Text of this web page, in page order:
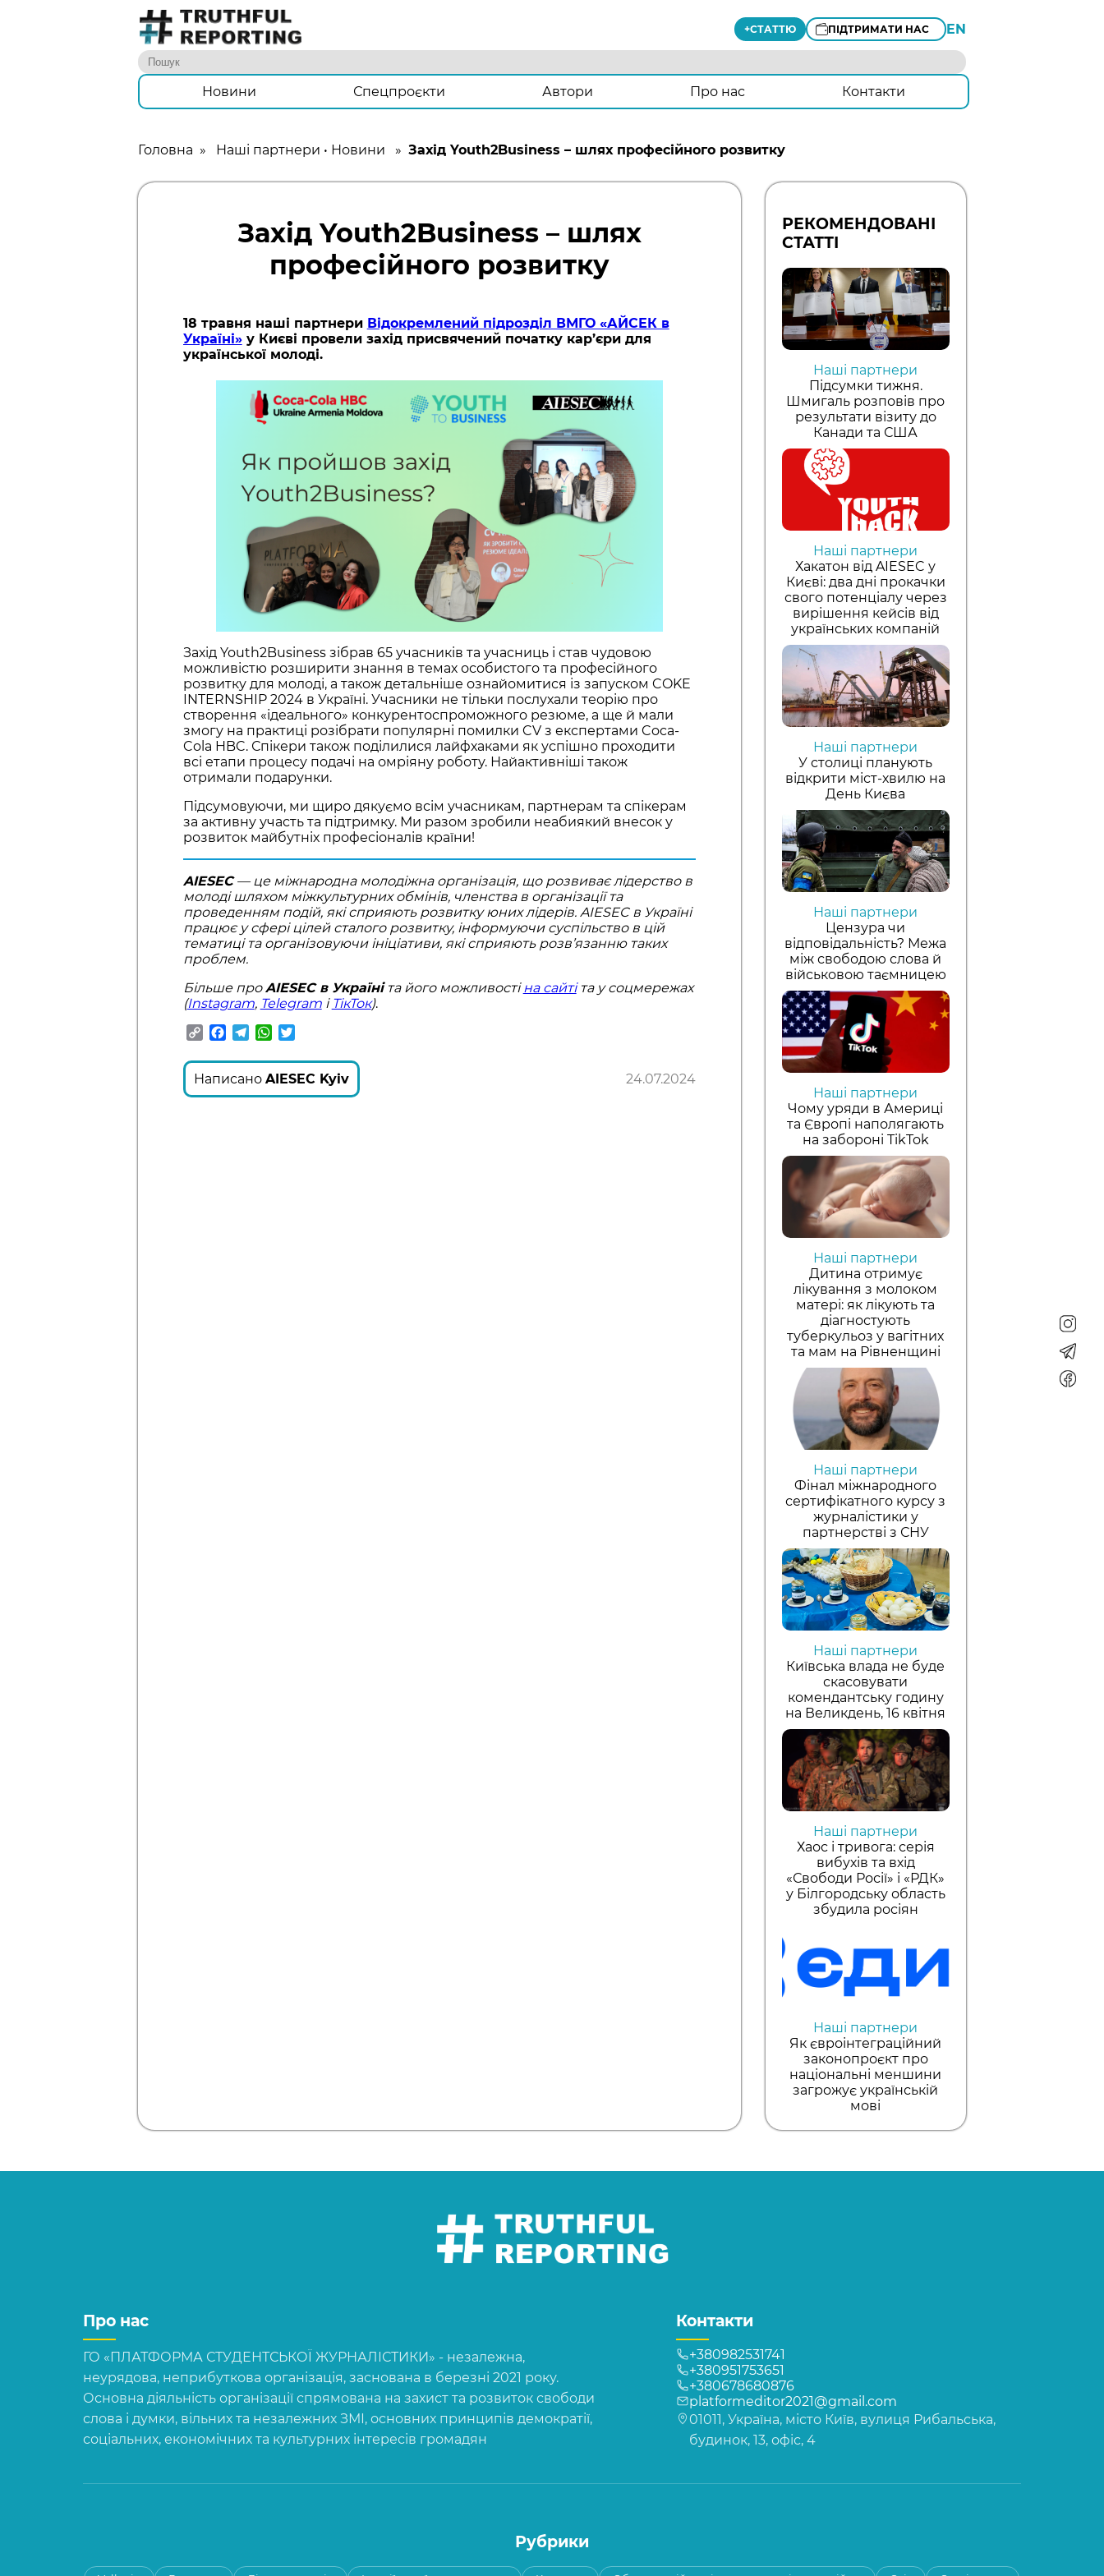
+СТАТТЮ ПІДТРИМАТИ НАС EN
Новини Спецпроєкти Автори Про нас Контакти
Головна » Наші партнери • Новини » Захід Youth2Business – шлях професійного розвитку
Захід Youth2Business – шлях
професійного розвитку
18 травня наші партнери Відокремлений підрозділ ВМГО «АЙСЕК в
Україні»у Києві провели захід присвячений початку кар’єри для
української молоді.
Захід Youth2Business зібрав 65 учасників та учасниць і став чудовою
можливістю розширити знання в темах особистого та професійного
розвитку для молоді, а також детальніше ознайомитися із запуском COKE
INTERNSHIP 2024 в Україні. Учасники не тільки послухали теорію про
створення «ідеального» конкурентоспроможного резюме, а ще й мали
змогу на практиці розібрати популярні помилки CV з експертами Coca-
Cola HBC. Спікери також поділилися лайфхаками як успішно проходити
всі етапи процесу подачі на омріяну роботу. Найактивніші також
отримали подарунки.
Підсумовуючи, ми щиро дякуємо всім учасникам, партнерам та спікерам
за активну участь та підтримку. Ми разом зробили неабиякий внесок у
розвиток майбутніх професіоналів країни!
AIESEC— це міжнародна молодіжна організація, що розвиває лідерство в
молоді шляхом міжкультурних обмінів, членства в організації та
проведенням подій, які сприяють розвитку юних лідерів. AIESEC в Україні
працює у сфері цілей сталого розвитку, інформуючи суспільство в цій
тематиці та організовуючи ініціативи, які сприяють розв’язанню таких
проблем.
Більше проAIESEC в Україніта його можливості на сайтіта у соцмережах
(Instagram, Telegramі ТікТок).
CopyFacebook
TelegramWhatsApp
Написано AIESEC Kyiv 24.07.2024
РЕКОМЕНДОВАНІ
СТАТТІ
Наші партнери
Підсумки тижня.
Шмигаль розповів про
результати візиту до
Канади та США
Наші партнери
Хакатон від AIESEC у
Києві: два дні прокачки
свого потенціалу через
вирішення кейсів від
українських компаній
Наші партнери
У столиці планують
відкрити міст-хвилю на
День Києва
Наші партнери
Цензура чи
відповідальність? Межа
між свободою слова й
військовою таємницею
Наші партнери
Чому уряди в Америці
та Європі наполягають
на забороні TikTok
Наші партнери
Дитина отримує
лікування з молоком
матері: як лікують та
діагностують
туберкульоз у вагітних
та мам на Рівненщині
Наші партнери
Фінал міжнародного
сертифікатного курсу з
журналістики у
партнерстві з СНУ
Наші партнери
Київська влада не буде
скасовувати
комендантську годину
на Великдень, 16 квітня
Наші партнери
Хаос і тривога: серія
вибухів та вхід
«Свободи Росії» і «РДК»
у Білгородську область
збудила росіян
Наші партнери
Як євроінтеграційний
законопроєкт про
національні меншини
загрожує українській
мові
Про нас
ГО «ПЛАТФОРМА СТУДЕНТСЬКОЇ ЖУРНАЛІСТИКИ» - незалежна,
неурядова, неприбуткова організація, заснована в березні 2021 року.
Основна діяльність організації спрямована на захист та розвиток свободи
слова і думки, вільних та незалежних ЗМІ, основних принципів демократії,
соціальних, економічних та культурних інтересів громадян
Контакти
+380982531741
+380951753651
+380678680876
platformeditor2021@gmail.com
01011, Україна, місто Київ, вулиця Рибальська,
будинок, 13, офіс, 4
Рубрики